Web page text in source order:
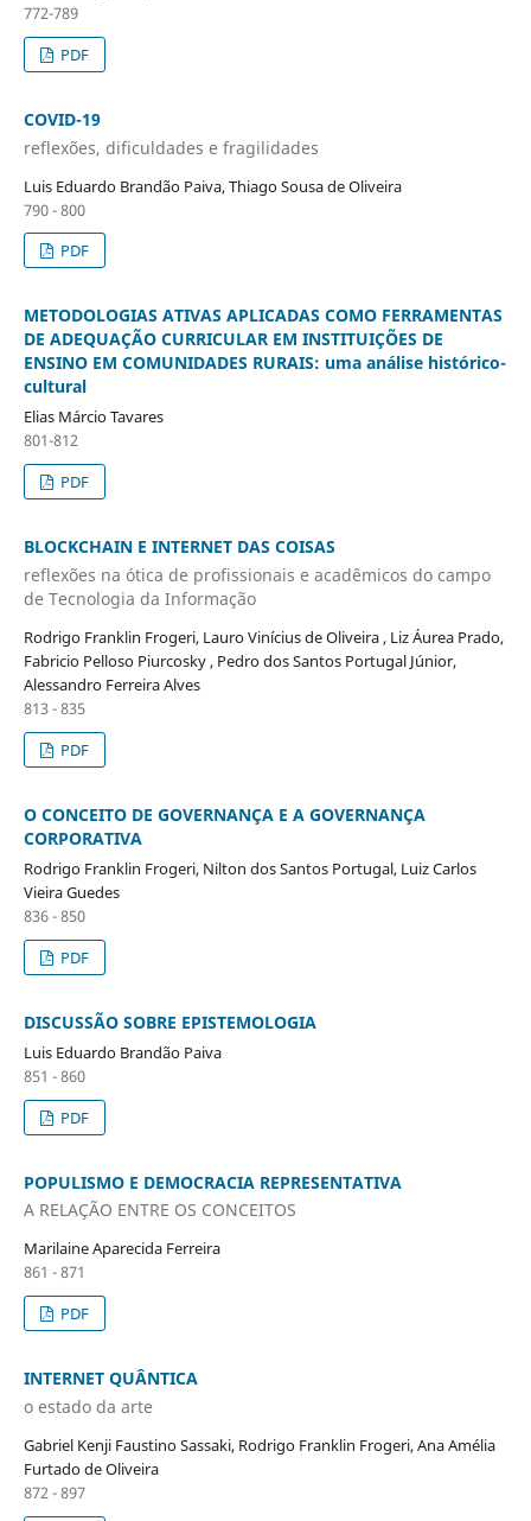
772-789
PDF
COVID-19
reflexões, dificuldades e fragilidades
Luis Eduardo Brandão Paiva, Thiago Sousa de Oliveira
790 - 800
PDF
METODOLOGIAS ATIVAS APLICADAS COMO FERRAMENTAS
DE ADEQUAÇÃO CURRICULAR EM INSTITUIÇÕES DE
ENSINO EM COMUNIDADES RURAIS: uma análise histórico-
cultural
Elias Márcio Tavares
801-812
PDF
BLOCKCHAIN E INTERNET DAS COISAS
reflexões na ótica de profissionais e acadêmicos do campo
de Tecnologia da Informação
Rodrigo Franklin Frogeri, Lauro Vinícius de Oliveira , Liz Áurea Prado,
Fabricio Pelloso Piurcosky , Pedro dos Santos Portugal Júnior,
Alessandro Ferreira Alves
813 - 835
PDF
O CONCEITO DE GOVERNANÇA E A GOVERNANÇA
CORPORATIVA
Rodrigo Franklin Frogeri, Nilton dos Santos Portugal, Luiz Carlos
Vieira Guedes
836 - 850
PDF
DISCUSSÃO SOBRE EPISTEMOLOGIA
Luis Eduardo Brandão Paiva
851 - 860
PDF
POPULISMO E DEMOCRACIA REPRESENTATIVA
A RELAÇÃO ENTRE OS CONCEITOS
Marilaine Aparecida Ferreira
861 - 871
PDF
INTERNET QUÂNTICA
o estado da arte
Gabriel Kenji Faustino Sassaki, Rodrigo Franklin Frogeri, Ana Amélia
Furtado de Oliveira
872 - 897